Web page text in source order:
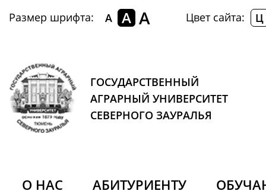
Размер шрифта: A A A Цвет сайта: Ц
ГОСУДАРСТВЕННЫЙ
АГРАРНЫЙ УНИВЕРСИТЕТ
СЕВЕРНОГО ЗАУРАЛЬЯ
О НАС АБИТУРИЕНТУ